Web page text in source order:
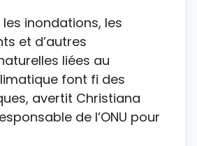
les inondations, les
et d’autres
liées au
font fi des
avertit Christiana
de l’ONU pour